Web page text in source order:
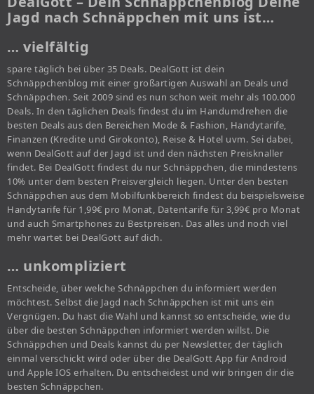
Jagd nach Schnäppchen mit uns ist…
… vielfältig
spare täglich bei über 35 Deals. DealGott ist dein
Schnäppchenblog mit einer großartigen Auswahl an Deals und
Schnäppchen. Seit 2009 sind es nun schon weit mehr als 100.000
Deals. In den täglichen Deals findest du im Handumdrehen die
besten Deals aus den Bereichen Mode & Fashion, Handytarife,
Finanzen (Kredite und Girokonto), Reise & Hotel uvm. Sei dabei,
wenn DealGott auf der Jagd ist und den nächsten Preisknaller
findet. Bei DealGott findest du nur Schnäppchen, die mindestens
10% unter dem besten Preisvergleich liegen. Unter den besten
Schnäppchen aus dem Mobilfunkbereich findest du beispielsweise
Handytarife für 1,99€ pro Monat, Datentarife für 3,99€ pro Monat
und auch Smartphones zu Bestpreisen. Das alles und noch viel
mehr wartet bei DealGott auf dich.
… unkompliziert
Entscheide, über welche Schnäppchen du informiert werden
möchtest. Selbst die Jagd nach Schnäppchen ist mit uns ein
Vergnügen. Du hast die Wahl und kannst so entscheide, wie du
über die besten Schnäppchen informiert werden willst. Die
Schnäppchen und Deals kannst du per Newsletter, der täglich
einmal verschickt wird oder über die DealGott App für Android
und Apple IOS erhalten. Du entscheidest und wir bringen dir die
besten Schnäppchen.